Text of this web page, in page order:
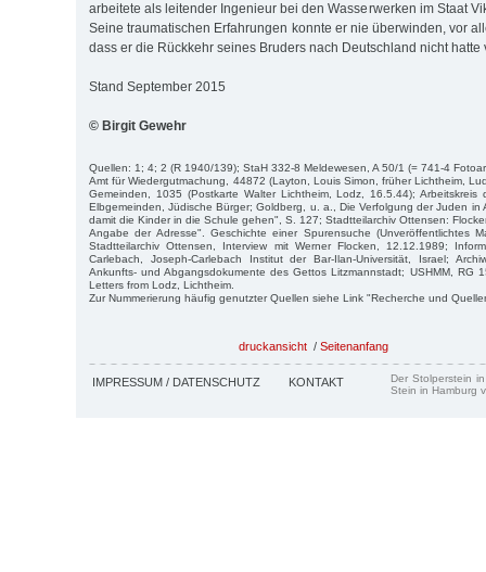
arbeitete als leitender Ingenieur bei den Wasserwerken im Staat
Seine traumatischen Erfahrungen konnte er nie überwinden, vor
dass er die Rückkehr seines Bruders nach Deutschland nicht
Stand September 2015
© Birgit Gewehr
Quellen: 1; 4; 2 (R 1940/139); StaH 332-8 Meldewesen, A 50/1 (= 741-4
Amt für Wiedergutmachung, 44872 (Layton, Louis Simon, früher Lichtheim,
Gemeinden, 1035 (Postkarte Walter Lichtheim, Lodz, 16.5.44); Arbeitskreis
Elbgemeinden, Jüdische Bürger; Goldberg, u. a., Die Verfolgung der Juden in
damit die Kinder in die Schule gehen", S. 127; Stadtteilarchiv Ottensen:
Angabe der Adresse". Geschichte einer Spurensuche (Unveröffentlichtes
Stadtteilarchiv Ottensen, Interview mit Werner Flocken, 12.12.1989;
Carlebach, Joseph-Carlebach Institut der Bar-Ilan-Universität, Israel;
Ankunfts- und Abgangsdokumente des Gettos Litzmannstadt; USHMM, RG
Letters from Lodz, Lichtheim.
Zur Nummerierung häufig genutzter Quellen siehe Link "Recherche und
druckansicht / Seitenanfang
IMPRESSUM / DATENSCHUTZ KONTAKT
Der Stolperstein
Stein in Hamburg